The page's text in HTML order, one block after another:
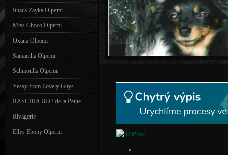
Ithaca Zayka Olpemi
Miss Choco Olpemi
Oxana Olpemi
Samantha Olpemi
Schmoulla Olpemi
Yessy from Lovely Guys
RASCHIA BLU de la Petite
Rivagerie
Ellys Ebony Olpemi